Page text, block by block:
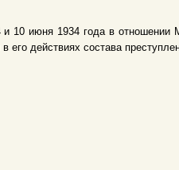
10 июня 1934 года в
его действиях состава